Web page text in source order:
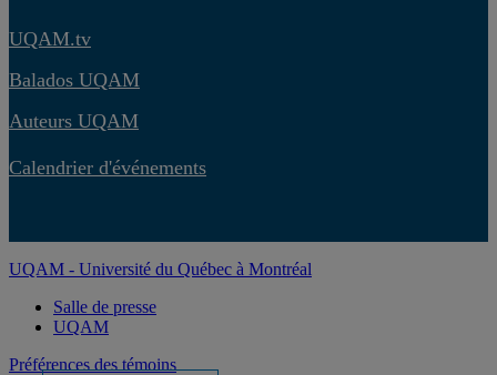
UQAM.tv
Balados UQAM
Auteurs UQAM
Calendrier d'événements
UQAM - Université du Québec à Montréal
Salle de presse
UQAM
Préférences des témoins